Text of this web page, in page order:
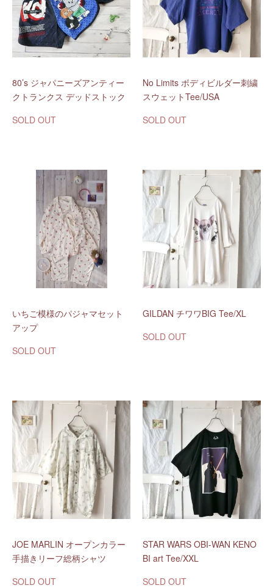
80’s ジャパニーズアンティー
クトランクス デッドストック
SOLD OUT
No Limits ボディビルダー刺繍
スウェットTee/USA
SOLD OUT
いちご模様のパジャマセット
アップ
SOLD OUT
GILDAN チワワBIG Tee/XL
SOLD OUT
JOE MARLIN オープンカラー
手描きリーフ総柄シャツ
SOLD OUT
STAR WARS OBI-WAN KENO
BI art Tee/XXL
SOLD OUT